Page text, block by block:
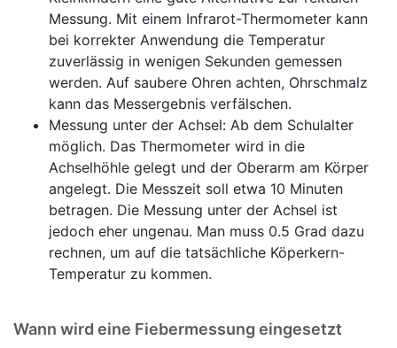
Messung. Mit einem Infrarot-Thermometer kann
bei korrekter Anwendung die Temperatur
zuverlässig in wenigen Sekunden gemessen
werden. Auf saubere Ohren achten, Ohrschmalz
kann das Messergebnis verfälschen.
Messung unter der Achsel: Ab dem Schulalter
möglich. Das Thermometer wird in die
Achselhöhle gelegt und der Oberarm am Körper
angelegt. Die Messzeit soll etwa 10 Minuten
betragen. Die Messung unter der Achsel ist
jedoch eher ungenau. Man muss 0.5 Grad dazu
rechnen, um auf die tatsächliche Köperkern-
Temperatur zu kommen.
Wann wird eine Fiebermessung eingesetzt